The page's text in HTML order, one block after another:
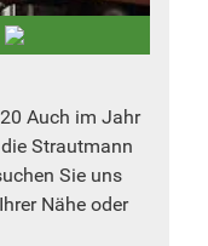
Auch im Jahr
Strautmann
Sie uns
Nähe oder